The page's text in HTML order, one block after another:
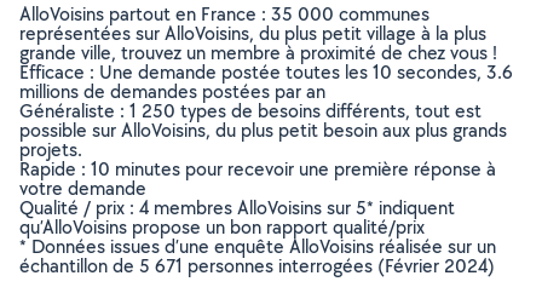
AlloVoisins partout en France : 35 000 communes
représentées sur AlloVoisins, du plus petit village à la plus
grande ville, trouvez un membre à proximité de chez vous !
Efficace : Une demande postée toutes les 10 secondes, 3.6
millions de demandes postées par an
Généraliste : 1 250 types de besoins différents, tout est
possible sur AlloVoisins, du plus petit besoin aux plus grands
projets.
Rapide : 10 minutes pour recevoir une première réponse à
votre demande
Qualité / prix : 4 membres AlloVoisins sur 5* indiquent
qu’AlloVoisins propose un bon rapport qualité/prix
* Données issues d’une enquête AlloVoisins réalisée sur un
échantillon de 5 671 personnes interrogées (Février 2024)